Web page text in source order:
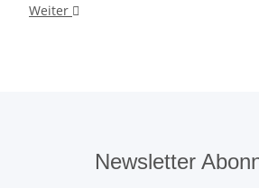
Weiter
Newsletter